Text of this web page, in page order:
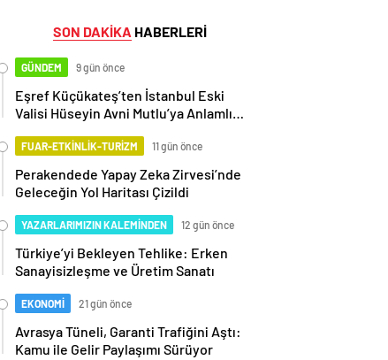
SON DAKİKA HABERLERİ
GÜNDEM 9 gün önce
Eşref Küçükateş’ten İstanbul Eski
Valisi Hüseyin Avni Mutlu’ya Anlamlı
FUAR-ETKİNLİK-TURİZM 11 gün önce
Perakendede Yapay Zeka Zirvesi’nde
Geleceğin Yol Haritası Çizildi
YAZARLARIMIZIN KALEMİNDEN 12 gün önce
Türkiye’yi Bekleyen Tehlike: Erken
Sanayisizleşme ve Üretim Sanatı
EKONOMİ 21 gün önce
Avrasya Tüneli, Garanti Trafiğini Aştı:
Kamu ile Gelir Paylaşımı Sürüyor